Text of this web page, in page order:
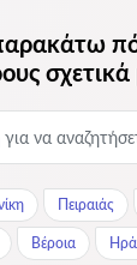
Πειραιάς
Βέροια